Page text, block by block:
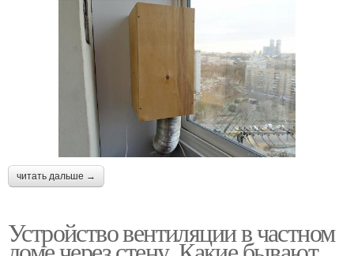
читать дальше →
Устройство вентиляции в частном